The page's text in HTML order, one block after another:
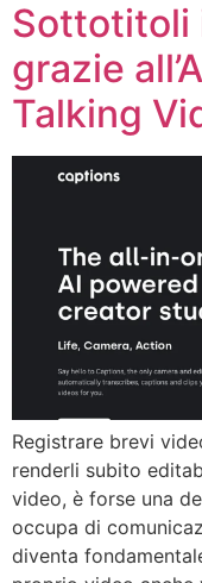
Sottotitoli
grazie
Talking
Registrare brevi
renderli subito
video, è forse una
occupa di
diventa